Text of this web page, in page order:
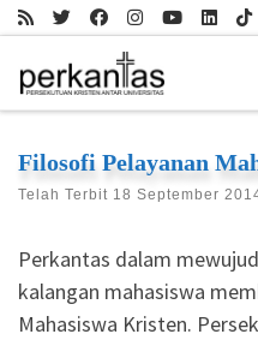
Skip to content
Filosofi Pelayanan
Telah Terbit 18 September
Perkantas dalam
kalangan mahasiswa
Mahasiswa Kristen.